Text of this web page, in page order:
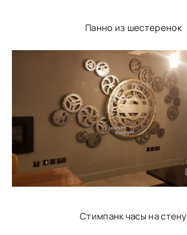
Панно из шестеренок
Стимпанк часы на стену